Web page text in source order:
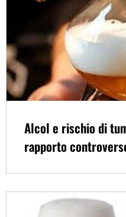
Alcol e rischio di
rapporto